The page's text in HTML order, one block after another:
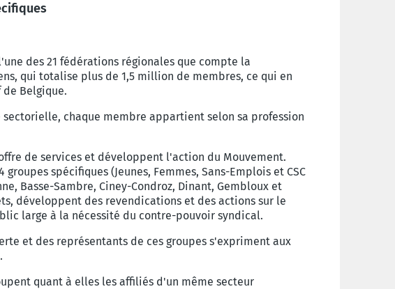
des 21 fédérations régionales que compte la
qui totalise plus de 1,5 million de membres, ce qui en
Belgique.
sectorielle, chaque membre appartient selon sa profession
de services et développent l'action du Mouvement.
spécifiques (Jeunes, Femmes, Sans-Emplois et CSC
Basse-Sambre, Ciney-Condroz, Dinant, Gembloux et
développent des revendications et des actions sur le
large à la nécessité du contre-pouvoir syndical.
et des représentants de ces groupes s'expriment aux
quant à elles les affiliés d'un même secteur